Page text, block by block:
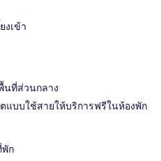
งเข้า
นที่ส่วนกลาง
แบบใช้สายให้บริการฟรีในห้องพัก
พัก